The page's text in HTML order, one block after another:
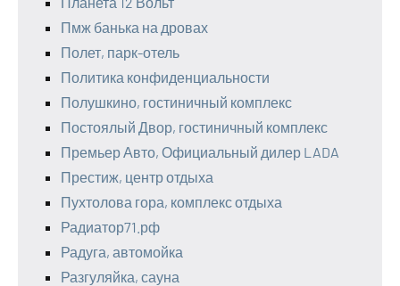
Пмж банька на дровах
Полет, парк-отель
Политика конфиденциальности
Полушкино, гостиничный комплекс
Постоялый Двор, гостиничный комплекс
Премьер Авто, Официальный дилер LADA
Престиж, центр отдыха
Пухтолова гора, комплекс отдыха
Радиатор71.рф
Радуга, автомойка
Разгуляйка, сауна